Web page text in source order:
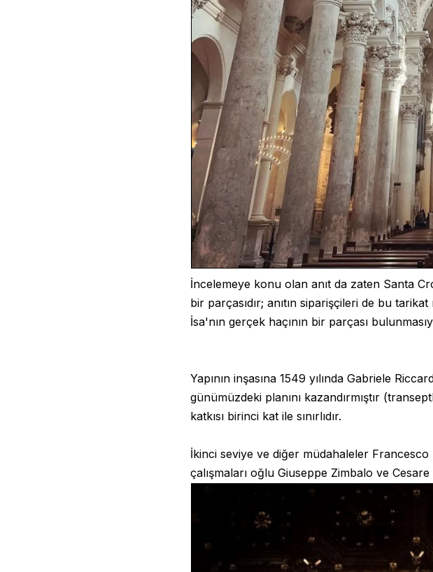
İncelemeye konu olan anıt da zaten Santa
bir parçasıdır; anıtın siparişçileri de bu
İsa'nın gerçek haçının bir parçası
Yapının inşasına 1549 yılında Gabriele
günümüzdeki planını kazandırmıştır
katkısı birinci kat ile sınırlıdır.
İkinci seviye ve diğer müdahaleler
çalışmaları oğlu Giuseppe Zimbalo ve